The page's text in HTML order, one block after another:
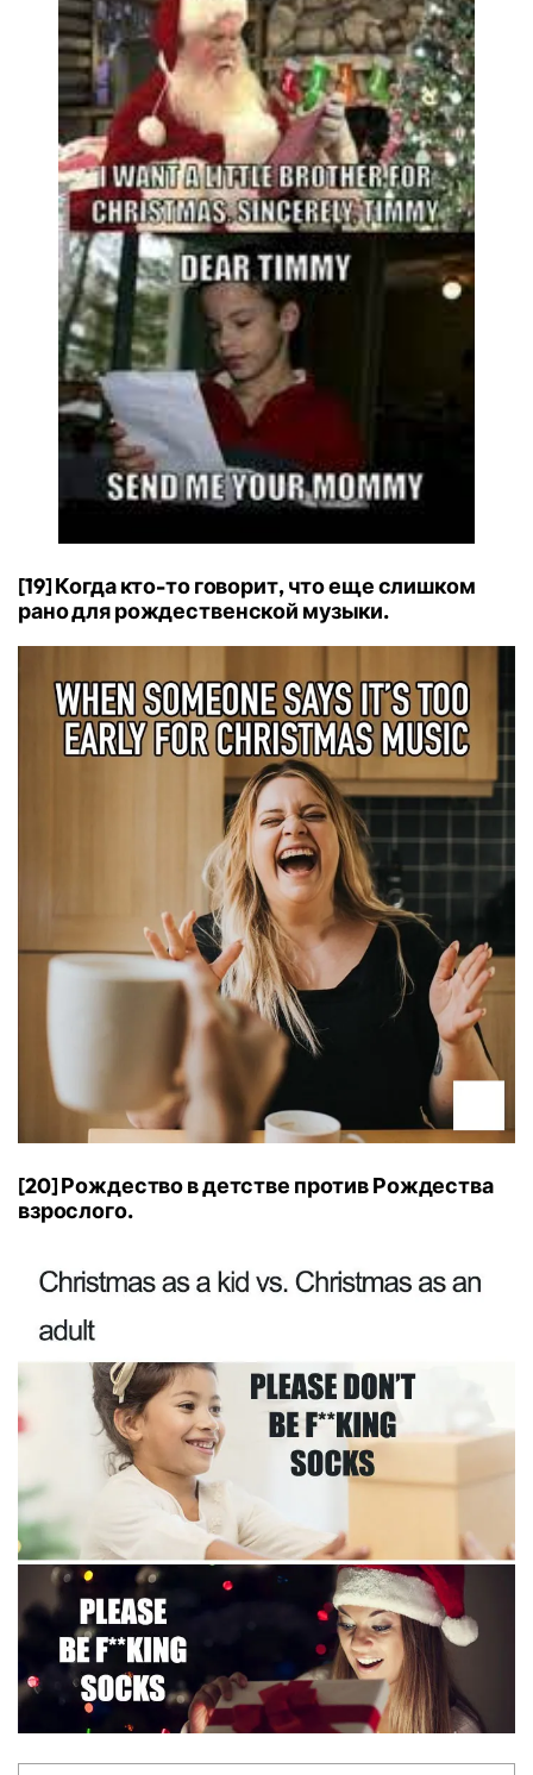
[19] Когда кто-то говорит, что еще слишком
рано для рождественской музыки.
[20] Рождество в детстве против Рождества
взрослого.